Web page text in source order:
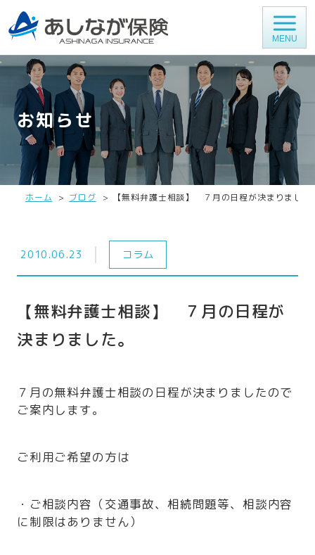
MENU
お知らせ
ホーム ブログ 【無料弁護士相談】 ７月の日程が決まりました
2010.06.23 コラム
【無料弁護士相談】 ７月の日程が
決まりました。
７月の無料弁護士相談の日程が決まりましたので
ご案内します。
ご利用ご希望の方は
・ご相談内容（交通事故、相続問題等、相談内容
に制限はありません）